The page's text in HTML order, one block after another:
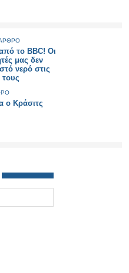
το BBC! Oι
μας δεν
νερό στις
ο Κράσιτς